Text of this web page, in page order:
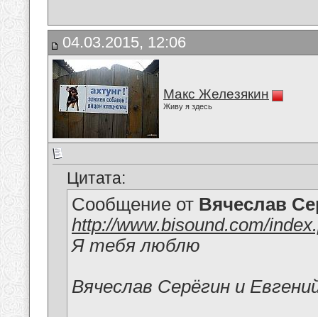
04.03.2015, 12:06
Макс Железякин
Живу я здесь
Цитата:
Сообщение от Вячеслав
http://www.bisound.com/
Я тебя люблю
Вячеслав Серёгин и